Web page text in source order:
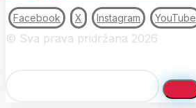
Facebook X Instagram YouTube
© Sva prava pridržana 2026